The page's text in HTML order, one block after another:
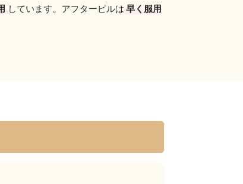
しています。アフターピルは 早く服用